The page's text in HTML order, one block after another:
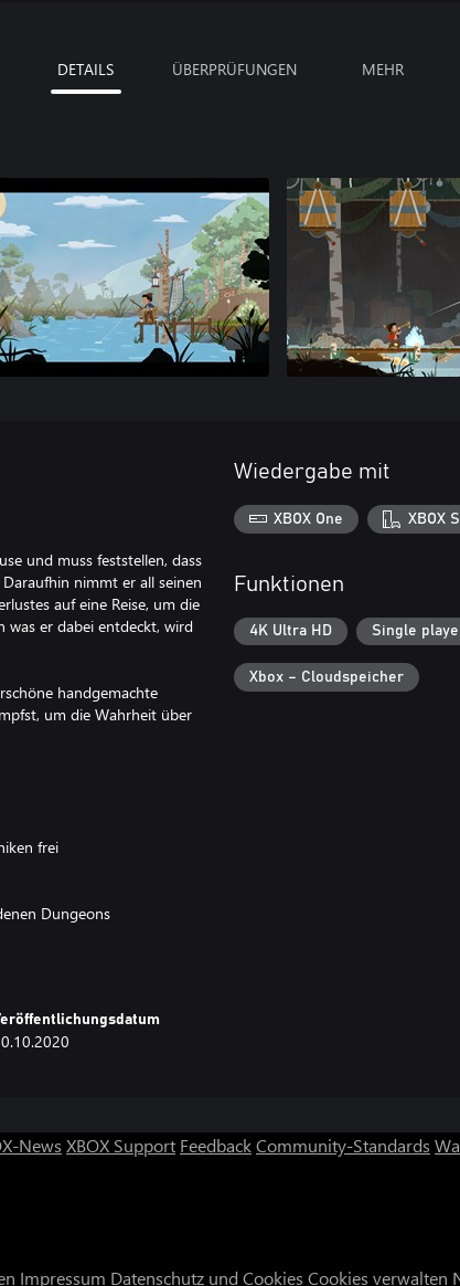
DETAILS ÜBERPRÜFUNGEN MEHR
und muss feststellen, dass
nimmt er all seinen
auf eine Reise, um die
was er dabei entdeckt, wird
handgemachte
um die Wahrheit über
frei
Dungeons
2D-Grafik mit bis
Wiedergabe mit
XBOX One XBOX
Funktionen
4K Ultra HD Single
Xbox – Cloudspeicher
News XBOX Support FeedbackCommunity-Standards
Impressum Datenschutz und Cookies Cookies verwalten